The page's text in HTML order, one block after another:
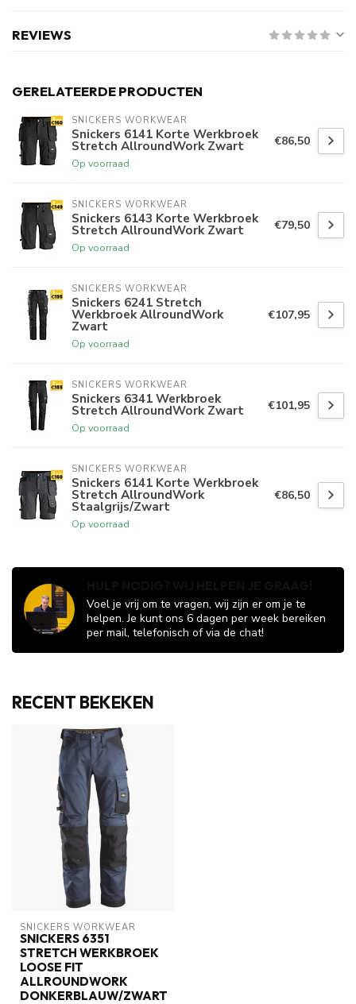
REVIEWS
GERELATEERDE PRODUCTEN
SNICKERS WORKWEAR
Snickers 6141 Korte Werkbroek
Stretch AllroundWork Zwart
Op voorraad
€86,50
SNICKERS WORKWEAR
Snickers 6143 Korte Werkbroek
Stretch AllroundWork Zwart
Op voorraad
€79,50
SNICKERS WORKWEAR
Snickers 6241 Stretch
Werkbroek AllroundWork
Zwart
Op voorraad
€107,95
SNICKERS WORKWEAR
Snickers 6341 Werkbroek
Stretch AllroundWork Zwart
Op voorraad
€101,95
SNICKERS WORKWEAR
Snickers 6141 Korte Werkbroek
Stretch AllroundWork
Staalgrijs/Zwart
Op voorraad
€86,50
Voel je vrij om te vragen, wij zijn er om je te
helpen. Je kunt ons 6 dagen per week bereiken
per mail, telefonisch of via de chat!
RECENT BEKEKEN
SNICKERS WORKWEAR
SNICKERS 6351
STRETCH WERKBROEK
LOOSE FIT
ALLROUNDWORK
DONKERBLAUW/ZWART